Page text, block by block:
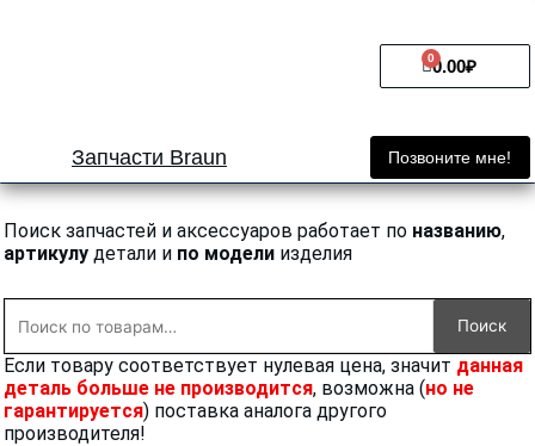
0.00₽
0
Cart
Запчасти Braun Позвоните мне!
Поиск запчастей и аксессуаров работает по названию,
артикулу детали и по модели изделия
Поиск
Если товару соответствует нулевая цена, значит данная
деталь больше не производится, возможна (но не
гарантируется) поставка аналога другого
производителя!